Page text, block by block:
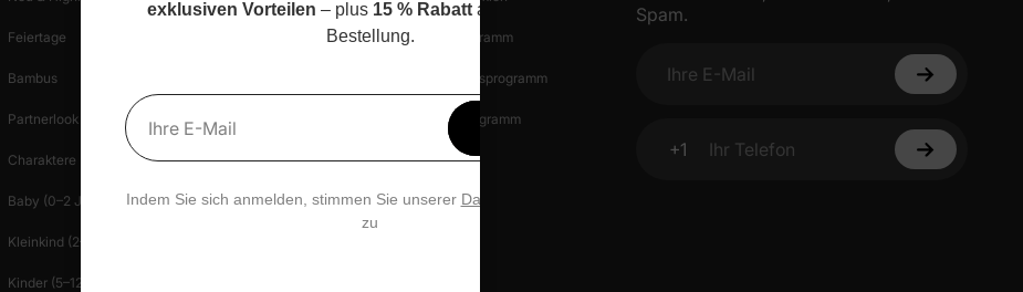
Feiertage
Bambus
Partnerlook
Charaktere
Baby (0–2 J.)
Kleinkind (2–6 J.)
Kinder (5–12 J.)
Versandinformationen
Rückgabebestimmungen
Einkaufssicherheit
Hilfe-Center
Partnerprogramm
Empfehlungsprogramm
Creator-Programm
Blog
Presse
Spam.
Ihre E-Mail
+1
Ihr Telefon
exklusiven Vorteilen – plus 15 % Rabatt auf deine erste
Bestellung.
Ihre E-Mail
Erhalten Sie
Indem Sie sich anmelden, stimmen Sie unserer Datenschutzerklärung
zu